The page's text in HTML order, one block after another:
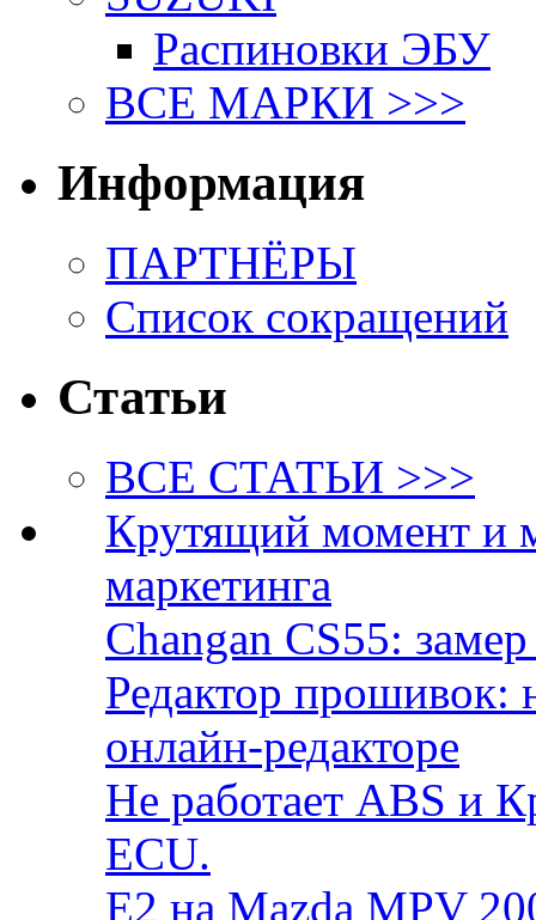
Распиновки ЭБУ
ВСЕ МАРКИ >>>
Информация
ПАРТНЁРЫ
Список сокращений
Статьи
ВСЕ СТАТЬИ >>>
Крутящий момент и
маркетинга
Changan CS55:
Редактор прошивок:
онлайн-редакторе
Не работает ABS и
ECU.
E2 на Mazda MPV